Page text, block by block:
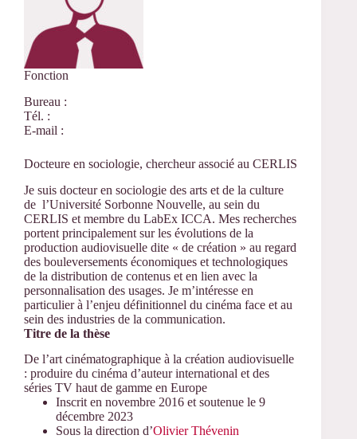
Fonction
Bureau :
Tél. :
E-mail :
Docteure en sociologie, chercheur associé au CERLIS
Je suis docteur en sociologie des arts et de la culture
de l’Université Sorbonne Nouvelle, au sein du
CERLIS et membre du LabEx ICCA. Mes recherches
portent principalement sur les évolutions de la
production audiovisuelle dite « de création » au regard
des bouleversements économiques et technologiques
de la distribution de contenus et en lien avec la
personnalisation des usages. Je m’intéresse en
particulier à l’enjeu définitionnel du cinéma face et au
sein des industries de la communication.
Titre de la thèse
De l’art cinématographique à la création audiovisuelle
: produire du cinéma d’auteur international et des
séries TV haut de gamme en Europe
Inscrit en novembre 2016 et soutenue le 9
décembre 2023
Sous la direction d’Olivier Thévenin